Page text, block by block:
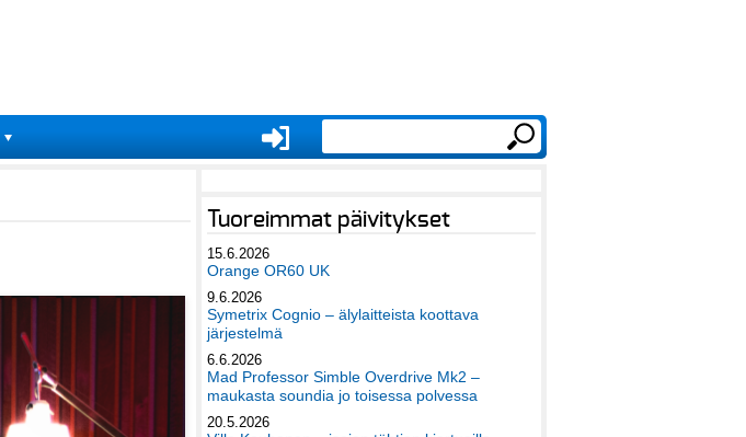
Tuoreimmat päivitykset
15.6.2026
Orange OR60 UK
9.6.2026
Symetrix Cognio – älylaitteista koottava
järjestelmä
6.6.2026
Mad Professor Simble Overdrive Mk2 –
maukasta soundia jo toisessa polvessa
20.5.2026